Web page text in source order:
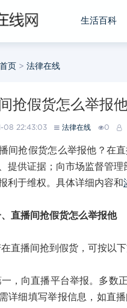
生活百科
首页 > 法律在线
抢假货怎么举报
08 22:43:03 法律在线 0
抢假货怎么举报他？在直
提供证据；向市场监督管
利于维权。具体详细内容和
直播间抢假货怎么举报他
播间抢到假货，可按以下
向直播平台举报。多数正
详细填写举报信息，如直